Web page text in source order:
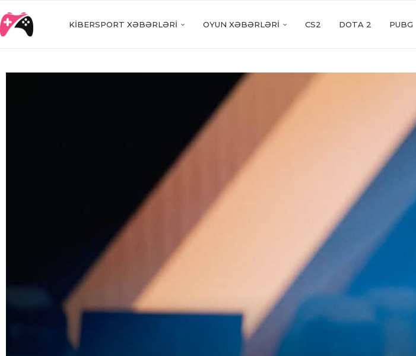
KIBERSPORT XƏBƏRLƏRI OYUN XƏBƏRLƏRI CS2 DOTA 2 PUBG